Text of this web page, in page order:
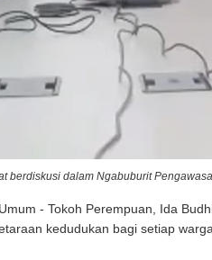
berdiskusi dalam Ngabuburit
- Tokoh Perempuan, Ida
kedudukan bagi setiap